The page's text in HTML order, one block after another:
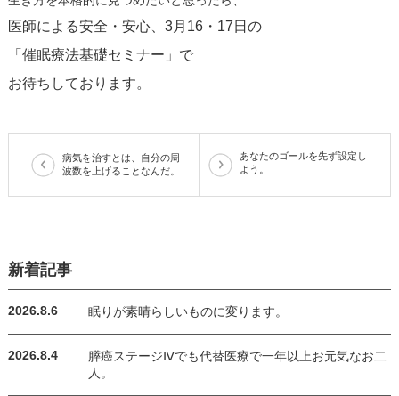
医師による安全・安心、3月16・17日の
「​ 催眠療法基礎セミナー ​」で
お待ちしております。
病気を治すとは、自分の周
波数を上げることなんだ。
あなたのゴールを先ず設定し
よう。
新着記事
2026.8.6 眠りが素晴らしいものに変ります。
2026.8.4
膵癌ステージⅣでも代替医療で一年以上お元気なお二
人。